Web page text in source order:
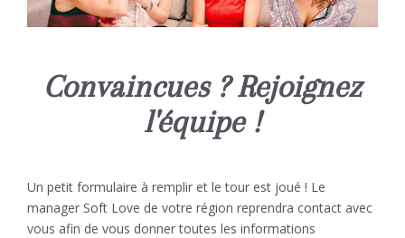
Convaincues ? Rejoignez
l'équipe !
Un petit formulaire à remplir et le tour est joué ! Le
manager Soft Love de votre région reprendra contact avec
vous afin de vous donner toutes les informations